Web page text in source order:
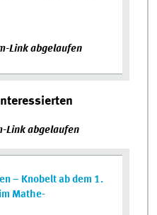
Link abgelaufen
Link abgelaufen
– Knobelt ab dem 1.
Mathe-